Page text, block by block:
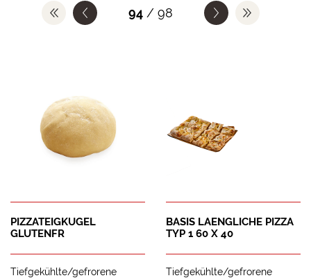
94/ 98
PIZZATEIGKUGEL
GLUTENFR
Tiefgekühlte/gefrorene
BASIS LAENGLICHE PIZZA
TYP 1 60 X 40
Tiefgekühlte/gefrorene